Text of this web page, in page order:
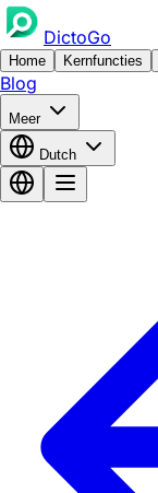
DictoGo
Home Kernfuncties
Blog
Meer
Dutch